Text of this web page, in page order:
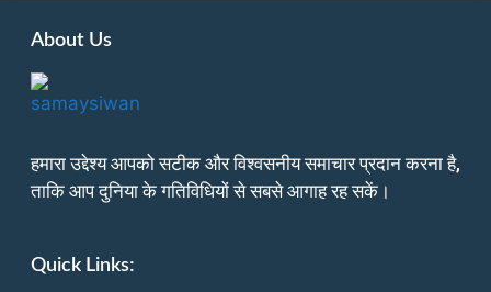
About Us
हमारा उद्देश्य आपको सटीक और विश्वसनीय समाचार प्रदान करना है,
ताकि आप दुनिया के गतिविधियों से सबसे आगाह रह सकें।
Quick Links: